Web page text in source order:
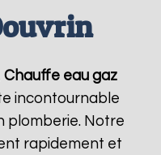
Chauffe eau gaz
incontournable
plomberie. Notre
rapidement et